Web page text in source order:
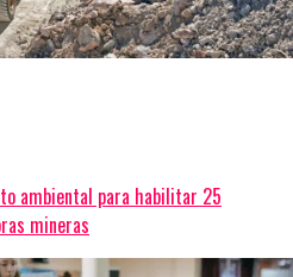
ambiental para habilitar 25
mineras